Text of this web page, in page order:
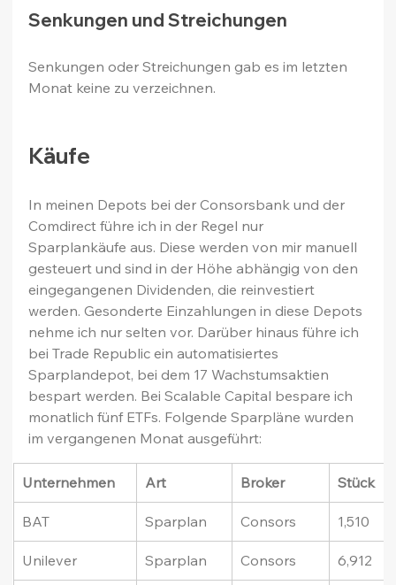
Senkungen und Streichungen
Senkungen oder Streichungen gab es im letzten
Monat keine zu verzeichnen.
Käufe
In meinen Depots bei der Consorsbank und der
Comdirect führe ich in der Regel nur
Sparplankäufe aus. Diese werden von mir manuell
gesteuert und sind in der Höhe abhängig von den
eingegangenen Dividenden, die reinvestiert
werden. Gesonderte Einzahlungen in diese Depots
nehme ich nur selten vor. Darüber hinaus führe ich
bei Trade Republic ein automatisiertes
Sparplandepot, bei dem 17 Wachstumsaktien
bespart werden. Bei Scalable Capital bespare ich
monatlich fünf ETFs. Folgende Sparpläne wurden
im vergangenen Monat ausgeführt:
Unternehmen Art Broker Stück
BAT Sparplan Consors 1,510
Unilever Sparplan Consors 6,912